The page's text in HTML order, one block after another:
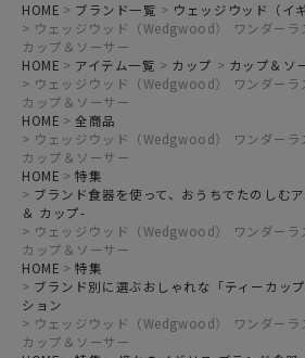
HOME ブランド一覧 ウェッジウッド（イ
ウェッジウッド（Wedgwood） ワンダーラ
カップ＆ソーサー
HOME
アイテム一覧 カップ
カップ＆ソ
ウェッジウッド（Wedgwood） ワンダーラ
カップ＆ソーサー
HOME
全商品
ウェッジウッド（Wedgwood） ワンダーラ
カップ＆ソーサー
HOME
特集
ブランド食器を使って、おうちでたのしむ
＆ カップ-
ウェッジウッド（Wedgwood） ワンダーラ
カップ＆ソーサー
HOME
特集
ブランド別に選ぶおしゃれな「ティーカッ
ション
ウェッジウッド（Wedgwood） ワンダーラ
カップ＆ソーサー